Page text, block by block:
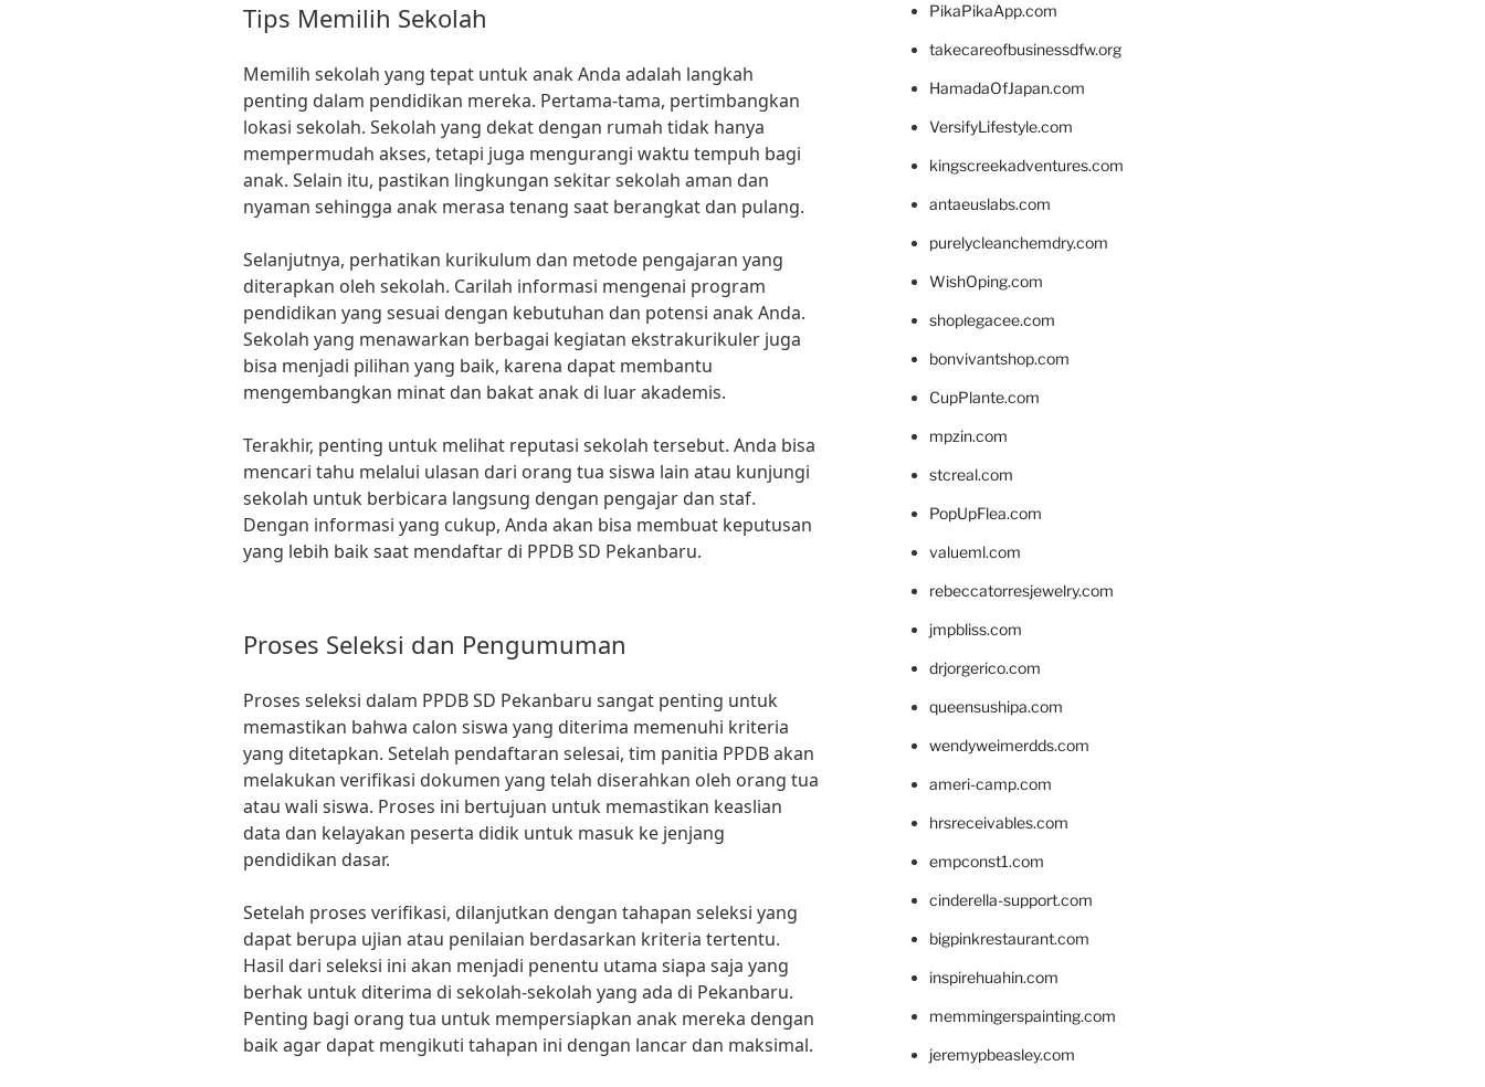
Tips Memilih Sekolah
Memilih sekolah yang tepat untuk anak Anda adalah langkah
penting dalam pendidikan mereka. Pertama-tama, pertimbangkan
lokasi sekolah. Sekolah yang dekat dengan rumah tidak hanya
mempermudah akses, tetapi juga mengurangi waktu tempuh bagi
anak. Selain itu, pastikan lingkungan sekitar sekolah aman dan
nyaman sehingga anak merasa tenang saat berangkat dan pulang.
Selanjutnya, perhatikan kurikulum dan metode pengajaran yang
diterapkan oleh sekolah. Carilah informasi mengenai program
pendidikan yang sesuai dengan kebutuhan dan potensi anak Anda.
Sekolah yang menawarkan berbagai kegiatan ekstrakurikuler juga
bisa menjadi pilihan yang baik, karena dapat membantu
mengembangkan minat dan bakat anak di luar akademis.
Terakhir, penting untuk melihat reputasi sekolah tersebut. Anda bisa
mencari tahu melalui ulasan dari orang tua siswa lain atau kunjungi
sekolah untuk berbicara langsung dengan pengajar dan staf.
Dengan informasi yang cukup, Anda akan bisa membuat keputusan
yang lebih baik saat mendaftar di PPDB SD Pekanbaru.
Proses Seleksi dan Pengumuman
Proses seleksi dalam PPDB SD Pekanbaru sangat penting untuk
memastikan bahwa calon siswa yang diterima memenuhi kriteria
yang ditetapkan. Setelah pendaftaran selesai, tim panitia PPDB akan
melakukan verifikasi dokumen yang telah diserahkan oleh orang tua
atau wali siswa. Proses ini bertujuan untuk memastikan keaslian
data dan kelayakan peserta didik untuk masuk ke jenjang
pendidikan dasar.
Setelah proses verifikasi, dilanjutkan dengan tahapan seleksi yang
dapat berupa ujian atau penilaian berdasarkan kriteria tertentu.
Hasil dari seleksi ini akan menjadi penentu utama siapa saja yang
berhak untuk diterima di sekolah-sekolah yang ada di Pekanbaru.
Penting bagi orang tua untuk mempersiapkan anak mereka dengan
baik agar dapat mengikuti tahapan ini dengan lancar dan maksimal.
PikaPikaApp.com
takecareofbusinessdfw.org
HamadaOfJapan.com
VersifyLifestyle.com
kingscreekadventures.com
antaeuslabs.com
purelycleanchemdry.com
WishOping.com
shoplegacee.com
bonvivantshop.com
CupPlante.com
mpzin.com
stcreal.com
PopUpFlea.com
valueml.com
rebeccatorresjewelry.com
jmpbliss.com
drjorgerico.com
queensushipa.com
wendyweimerdds.com
ameri-camp.com
hrsreceivables.com
empconst1.com
cinderella-support.com
bigpinkrestaurant.com
inspirehuahin.com
memmingerspainting.com
jeremypbeasley.com